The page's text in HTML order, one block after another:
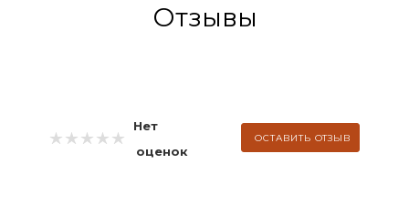
Отзывы
Нет
оценок
ОСТАВИТЬ ОТЗЫВ